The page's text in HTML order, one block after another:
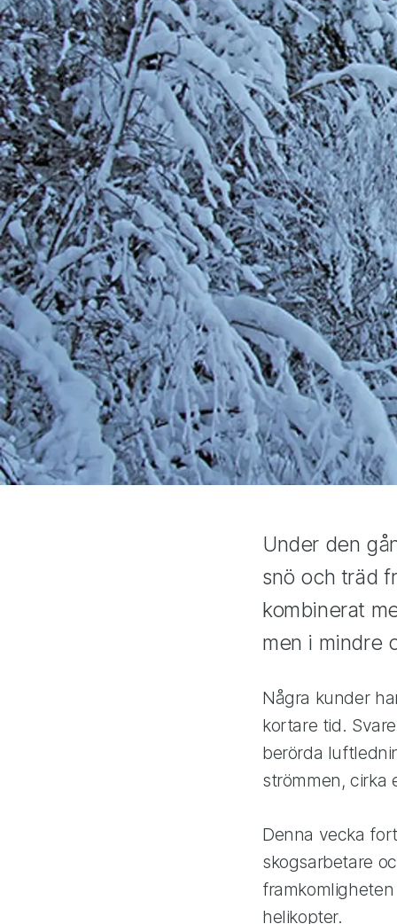
Under den
snö och träd
kombinerat
men i mindre
Några kunder
kortare tid.
berörda
strömmen,
Denna vecka
skogsarbetare
helikopter.